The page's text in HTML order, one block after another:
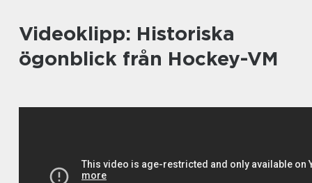
Videoklipp: Historiska
ögonblick från Hockey-VM